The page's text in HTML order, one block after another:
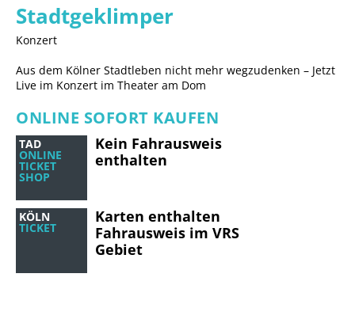
Stadtgeklimper
Konzert
Aus dem Kölner Stadtleben nicht mehr wegzudenken – Jetzt
Live im Konzert im Theater am Dom
ONLINE SOFORT KAUFEN
TAD
ONLINE
TICKET
SHOP
Kein Fahrausweis
enthalten
KÖLN
TICKET
Karten enthalten
Fahrausweis im VRS
Gebiet